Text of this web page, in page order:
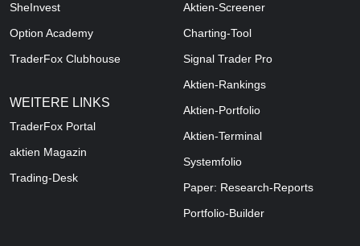
SheInvest
Option Academy
TraderFox Clubhouse
WEITERE LINKS
TraderFox Portal
aktien Magazin
Trading-Desk
Aktien-Screener
Charting-Tool
Signal Trader Pro
Aktien-Rankings
Aktien-Portfolio
Aktien-Terminal
Systemfolio
Paper: Research-Reports
Portfolio-Builder